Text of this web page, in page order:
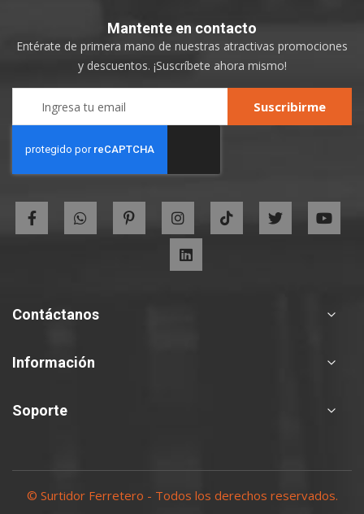
Contáctanos
Información
Soporte
Mantente en contacto
Entérate de primera mano de nuestras atractivas promociones
y descuentos. ¡Suscríbete ahora mismo!
Newsletter:
Suscribirme
© Surtidor Ferretero - Todos los derechos reservados.